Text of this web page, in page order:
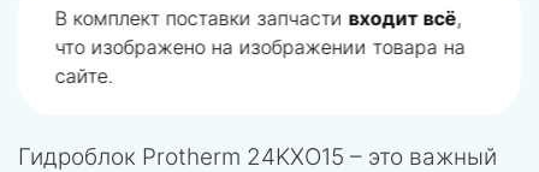
В комплект поставки запчасти входит всё,
что изображено на изображении товара на
сайте.
Гидроблок Protherm 24KXO15 – это важный